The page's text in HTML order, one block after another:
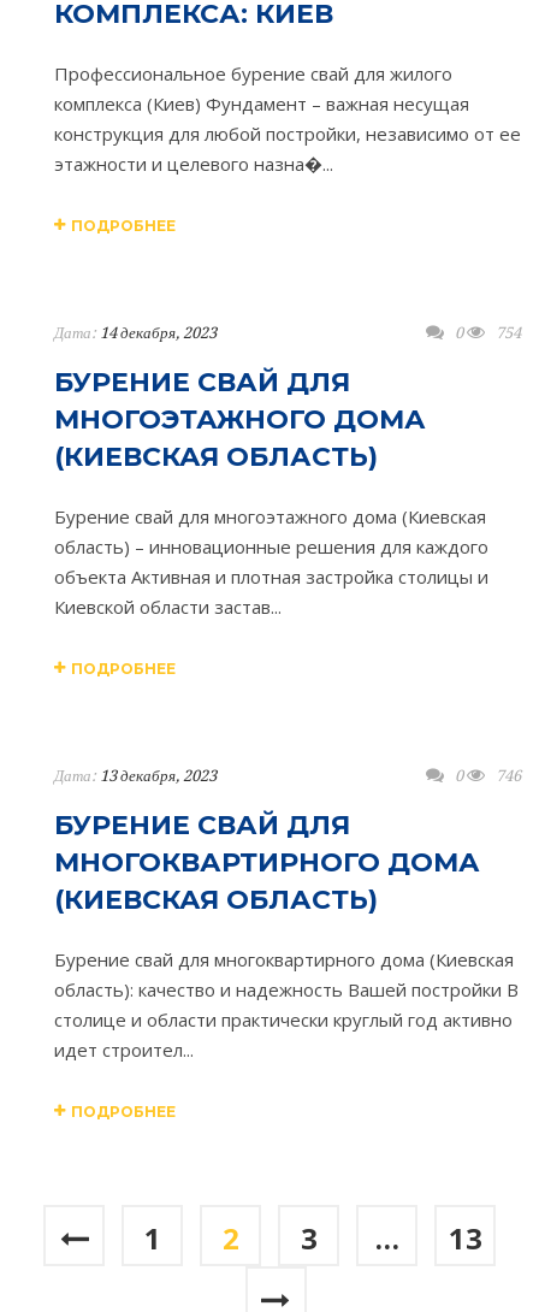
КОМПЛЕКСА: КИЕВ
Профессиональное бурение свай для жилого
комплекса (Киев) Фундамент – важная несущая
конструкция для любой постройки, независимо от ее
этажности и целевого назна�...
ПОДРОБНЕЕ
Дата: 14 декабря, 2023 0 754
БУРЕНИЕ СВАЙ ДЛЯ
МНОГОЭТАЖНОГО ДОМА
(КИЕВСКАЯ ОБЛАСТЬ)
Бурение свай для многоэтажного дома (Киевская
область) – инновационные решения для каждого
объекта Активная и плотная застройка столицы и
Киевской области застав...
ПОДРОБНЕЕ
Дата: 13 декабря, 2023 0 746
БУРЕНИЕ СВАЙ ДЛЯ
МНОГОКВАРТИРНОГО ДОМА
(КИЕВСКАЯ ОБЛАСТЬ)
Бурение свай для многоквартирного дома (Киевская
область): качество и надежность Вашей постройки В
столице и области практически круглый год активно
идет строител...
ПОДРОБНЕЕ
1 2 3 … 13